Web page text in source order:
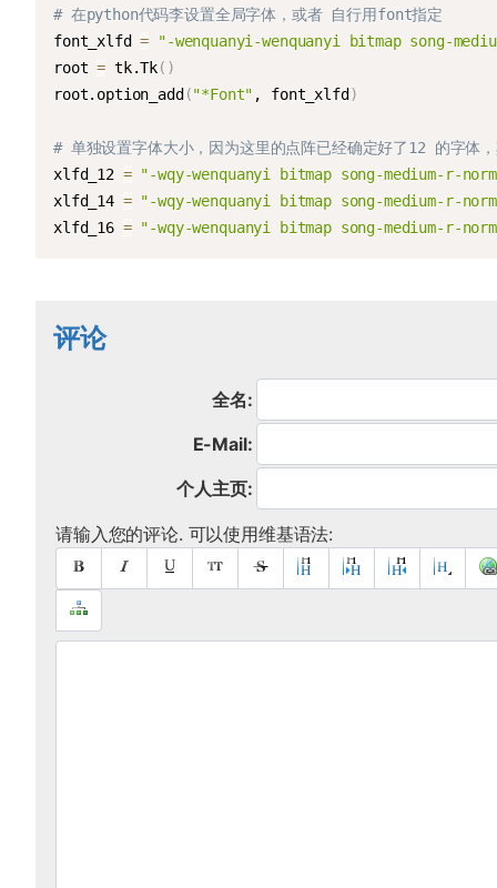
# 在python代码李设置全局字体，或者 自行用font指定
font_xlfd =
"-wenquanyi-wenquanyi bitmap song-
root = tk.Tk( )
root.option_add ("*Font" , font_xlfd )
# 单独设置字体大小，因为这里的点阵已经确定好了12 的字体
xlfd_12 = "-wqy-wenquanyi bitmap song-medium-r-
xlfd_14 = "-wqy-wenquanyi bitmap song-medium-r-
xlfd_16 = "-wqy-wenquanyi bitmap song-medium-r-
评论
全名:
E-Mail:
个人主页:
请输入您的评论. 可以使用维基语法: